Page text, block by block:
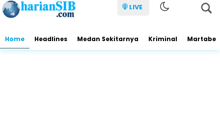
LIVE
Home Headlines Medan Sekitarnya Kriminal Martabe